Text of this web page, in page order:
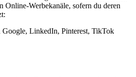
Online-Werbekanäle, sofern du deren
LinkedIn, Pinterest, TikTok